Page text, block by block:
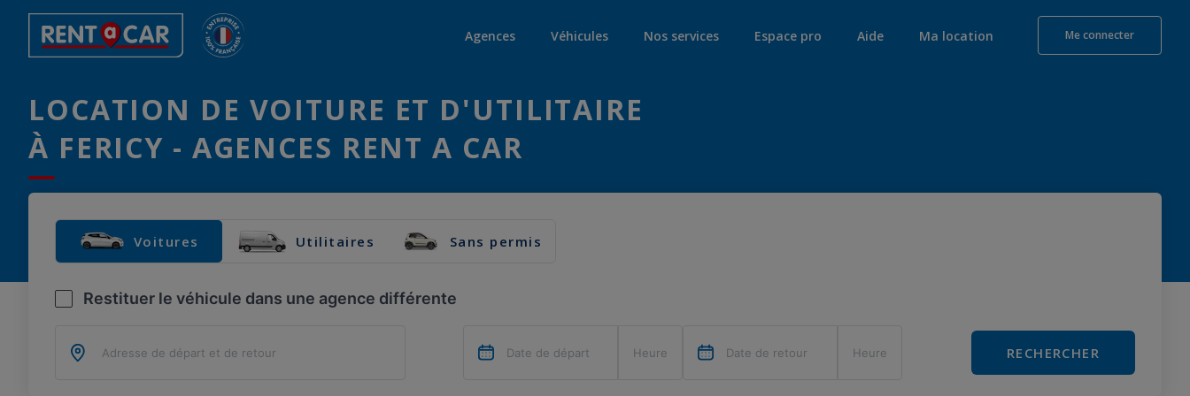
Agences Véhicules Nos services Espace pro Aide Ma location Me connecter
LOCATION DE VOITURE ET D'UTILITAIRE
À FERICY - AGENCES RENT A CAR
Voitures Utilitaires Sans permis
Restituer le véhicule dans une agence différente
RECHERCHER